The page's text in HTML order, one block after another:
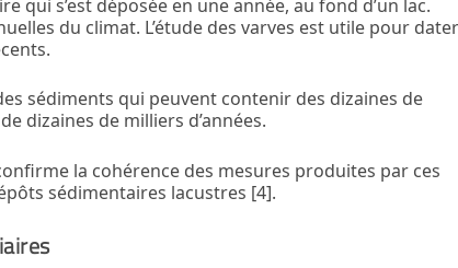
qui s’est déposée en une année, au fond d’un lac.
du climat. L’étude des varves est utile pour
sédiments qui peuvent contenir des dizaines de
dizaines de milliers d’années.
la cohérence des mesures produites par ces
sédimentaires lacustres [4].